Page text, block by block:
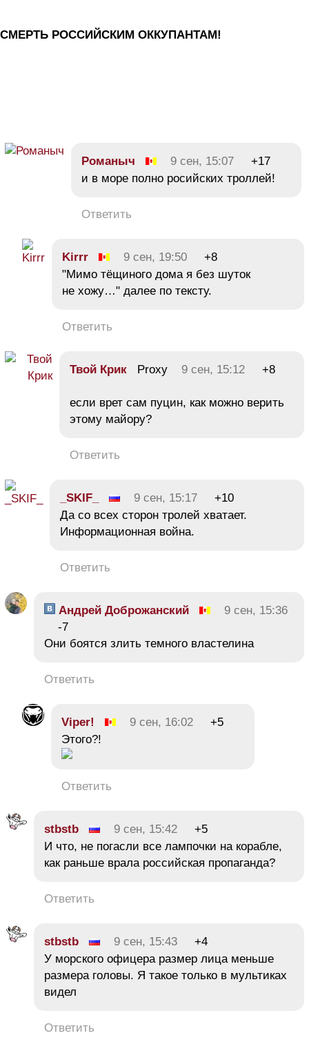
СМЕРТЬ РОССИЙСКИМ ОККУПАНТАМ!
Романыч 9 сен, 15:07
+17
и в море полно росийских троллей!
Ответить
Kirrr 9 сен, 19:50
+8
"Мимо тёщиного дома я без шуток
не хожу…" далее по тексту.
Ответить
Твой Крик Proxy 9 сен, 15:12 +8
eсли врет сам пуцин, как можно верить
этому майору?
Ответить
_SKIF_ 9 сен, 15:17
+10
Да со всех сторон тролей хватает.
Информационная война.
Ответить
Андрей Доброжанский
9 сен, 15:36
-7
Они боятся злить темного властелина
Ответить
Viper! 9 сен, 16:02
+5
Этого?!
Ответить
stbstb 9 сен, 15:42
+5
И что, не погасли все лампочки на корабле,
как раньше врала российская пропаганда?
Ответить
stbstb 9 сен, 15:43
+4
У морского офицера размер лица меньше
размера головы. Я такое только в мультиках
видел
Ответить